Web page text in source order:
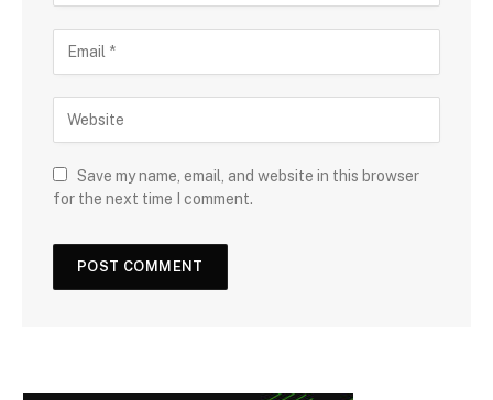
Save my name, email, and website in this browser
for the next time I comment.